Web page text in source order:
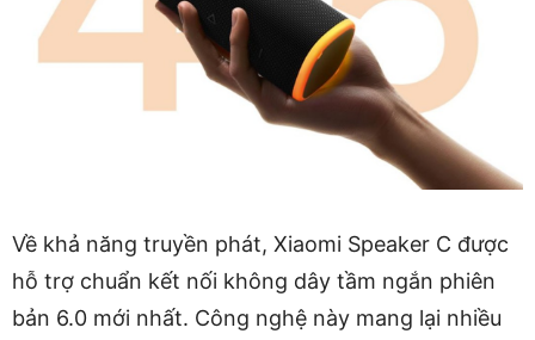
Về khả năng truyền phát, Xiaomi Speaker C được
hỗ trợ chuẩn kết nối không dây tầm ngắn phiên
bản 6.0 mới nhất. Công nghệ này mang lại nhiều